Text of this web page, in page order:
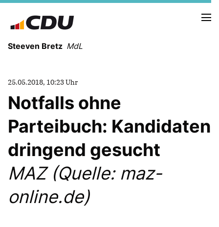
Steeven Bretz MdL
VITA
WAHLKREISBESUCHE
PRESSEFOTOS
MEIN BÜRGERBÜRO
MEIN WAHLKREIS
25.05.2018, 10:23 Uhr
Notfalls ohne
Parteibuch: Kandidaten
dringend gesucht
MAZ (Quelle: maz-
online.de)